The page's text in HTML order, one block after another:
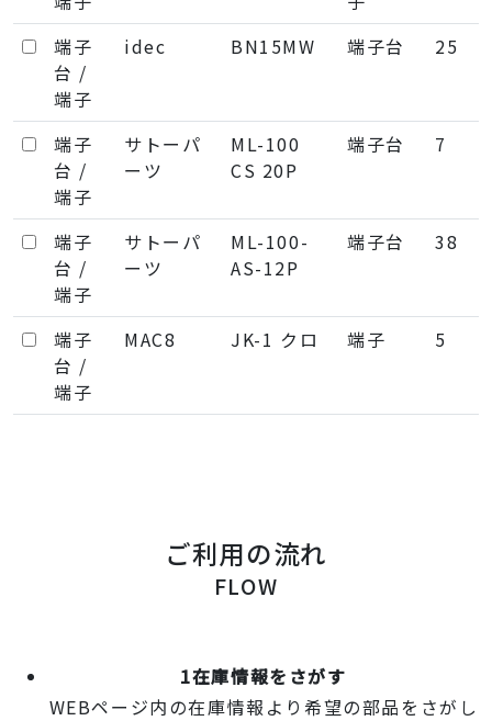
端子
台 /
端子
idec BN15MW 端子台 25
端子
台 /
端子
サトーパ
ーツ
ML-100
CS 20P
端子台 7
端子
台 /
端子
サトーパ
ーツ
ML-100-
AS-12P
端子台 38
端子
台 /
端子
MAC8 JK-1 クロ 端子 5
ご利用の流れ
FLOW
1在庫情報をさがす
WEBページ内の在庫情報より希望の部品をさがし